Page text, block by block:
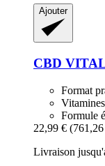
Ajouter
CBD
Format
Formule
22,99 €
Livraison